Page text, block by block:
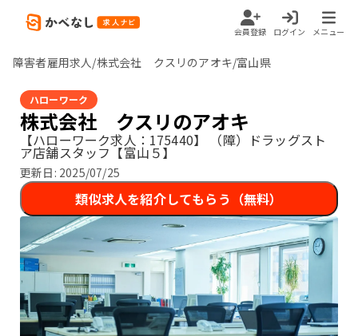
会員登録 ログイン メニュー
障害者雇用求人/株式会社 クスリのアオキ/富山県
ハローワーク
株式会社 クスリのアオキ
【ハローワーク求人：175440】 （障）ドラッグスト
ア店舗スタッフ【富山５】
更新日: 2025/07/25
類似求人を紹介してもらう（無料）